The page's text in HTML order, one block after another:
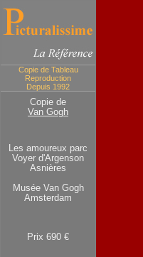
Copie de Tableau
Reproduction
Depuis 1992
Copie de
Van Gogh
Les amoureux parc
Voyer d'Argenson
Asnières
Musée Van Gogh
Amsterdam
Prix 690 €